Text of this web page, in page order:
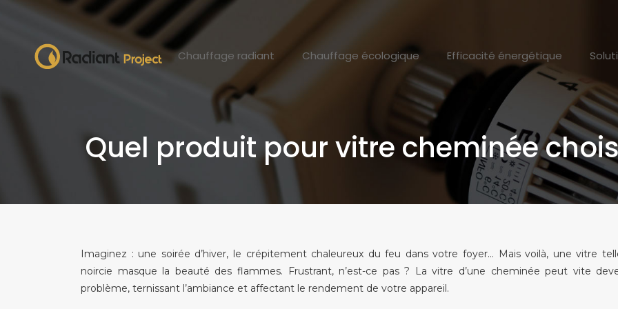
Chauffage radiant Chauffage écologique Efficacité énergétique
Quel produit pour vitre cheminée
Imaginez : une soirée d’hiver, le crépitement chaleureux du feu dans votre foyer… Mais voilà, une vitre
noircie masque la beauté des flammes. Frustrant, n’est-ce pas ? La vitre d’une cheminée peut vite
problème, ternissant l’ambiance et affectant le rendement de votre appareil.